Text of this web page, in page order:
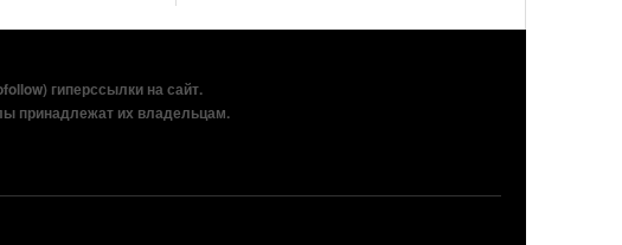
гиперссылки на сайт.
принадлежат их владельцам.